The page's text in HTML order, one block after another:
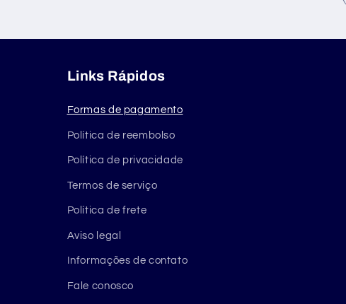
Links Rápidos
Formas de pagamento
Política de reembolso
Política de privacidade
Termos de serviço
Política de frete
Aviso legal
Informações de contato
Fale conosco